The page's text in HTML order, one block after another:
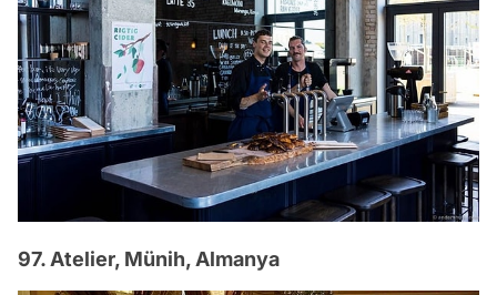
97. Atelier, Münih, Almanya